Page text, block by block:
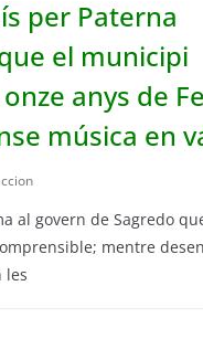
per Paterna
el municipi
anys de
música en
al govern de Sagredo
mentre
les